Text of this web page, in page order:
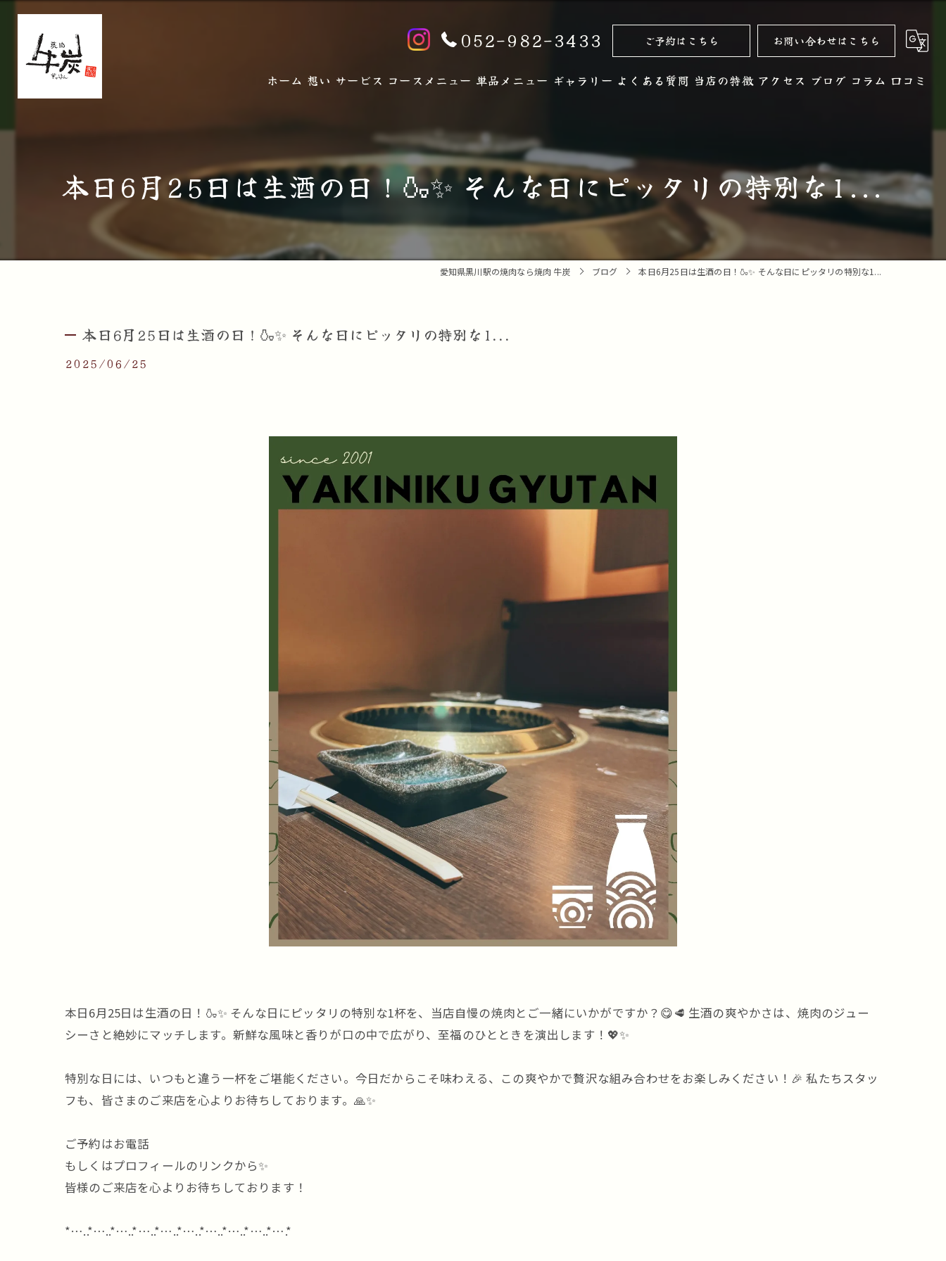
052-982-3433 ご予約はこちら お問い合わせはこちら
ホーム 想い サービス コースメニュー 単品メニュー ギャラリー よくある質問 当店の特徴
お酒
ノンアルコール
コース
デザート
アクセス ブログ コラム 口コミ
本日6月25日は生酒の日！🍶✨ そんな日にピッタリの特別な1...
愛知県黒川駅の焼肉なら焼肉 牛炭 ブログ 本日6月25日は生酒の日！🍶✨ そんな日にピッタリの特別な1...
本日6月25日は生酒の日！🍶✨ そんな日にピッタリの特別な1...
2025/06/25
本日6月25日は生酒の日！🍶✨ そんな日にピッタリの特別な1杯を、当店自慢の焼肉とご一緒にいかがですか？😋🥩 生酒の爽やかさは、焼肉のジュー
シーさと絶妙にマッチします。新鮮な風味と香りが口の中で広がり、至福のひとときを演出します！💖✨
特別な日には、いつもと違う一杯をご堪能ください。今日だからこそ味わえる、この爽やかで贅沢な組み合わせをお楽しみください！🎉 私たちスタッ
フも、皆さまのご来店を心よりお待ちしております。🙏✨
ご予約はお電話
もしくはプロフィールのリンクから✨
皆様のご来店を心よりお待ちしております！
*…..*…..*…..*…..*…..*…..*…..*…..*…..*….*